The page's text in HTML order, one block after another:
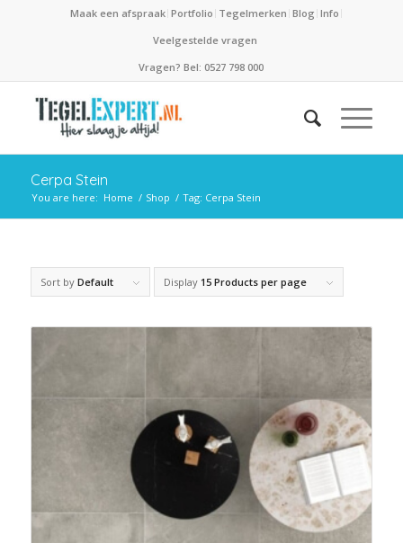
Maak een afspraak Portfolio Tegelmerken Blog Info
Veelgestelde vragen
Vragen? Bel: 0527 798 000
Cerpa Stein
You are here: Home / Shop / Tag: Cerpa Stein
Sort by Default Display 15 Products per page